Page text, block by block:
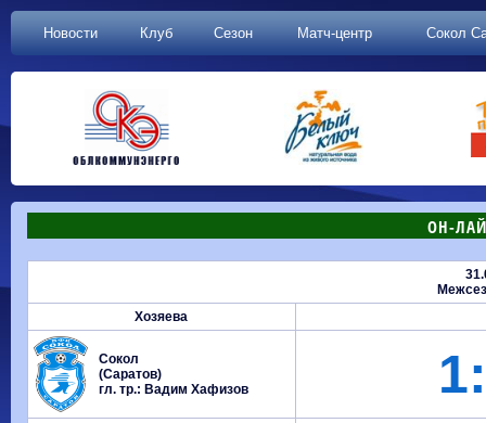
Новости Клуб Сезон Матч-центр Сокол
ОН-
Хозяева
Сокол
(Саратов)
гл. тр.: Вадим Хафизов